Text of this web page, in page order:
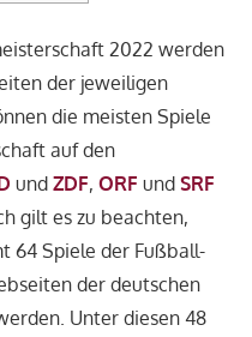
2022 werden
der jeweiligen
die meisten Spiele
auf den
und ZDF, ORF und SRF
gilt es zu beachten,
64 Spiele der Fußball-
der deutschen
Unter diesen 48